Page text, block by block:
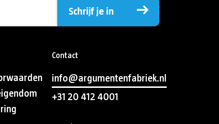
Schrijf je in
Contact
info@argumentenfabriek.nl
+31 20 412 4001